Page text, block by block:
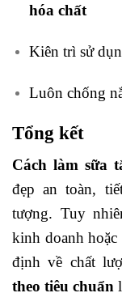
hóa chất
Kiên trì sử
Luôn chống
Tổng kết
Cách làm sữa
đẹp an toàn,
tượng. Tuy
kinh doanh hoặc
định về chất
theo tiêu chuẩn